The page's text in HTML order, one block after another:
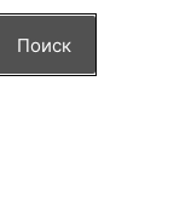
Поиск